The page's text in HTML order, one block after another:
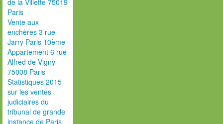
de la Villette 75019
Paris
Vente aux
enchères 3 rue
Jarry Paris 10ème
Appartement 6 rue
Alfred de Vigny
75008 Paris
Statistiques 2015
sur les ventes
judiciaires du
tribunal de grande
instance de Paris